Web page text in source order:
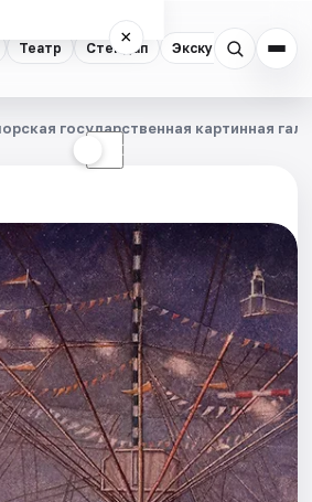
Театр Стендап Экскурсии
×
☾
государственная картинная